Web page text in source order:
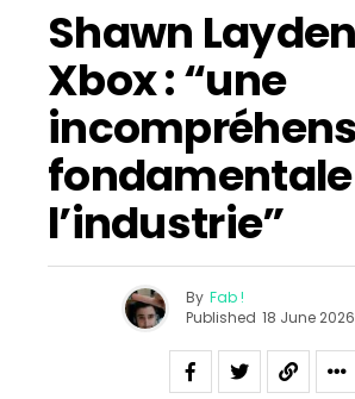
Shawn
Xbox : “une
l’industrie”
By Fab !
Published 18 June 2026